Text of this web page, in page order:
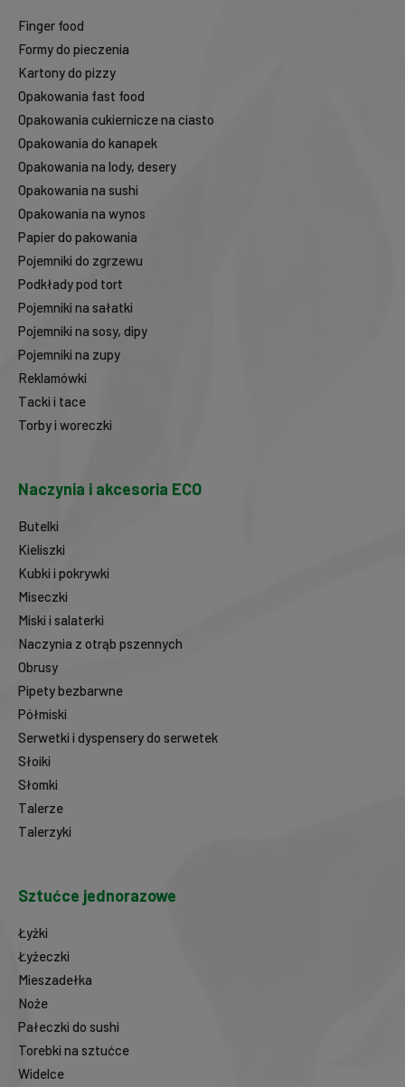
Finger food
Formy do pieczenia
Kartony do pizzy
Opakowania fast food
Opakowania cukiernicze na ciasto
Opakowania do kanapek
Opakowania na lody, desery
Opakowania na sushi
Opakowania na wynos
Papier do pakowania
Pojemniki do zgrzewu
Podkłady pod tort
Pojemniki na sałatki
Pojemniki na sosy, dipy
Pojemniki na zupy
Reklamówki
Tacki i tace
Torby i woreczki
Naczynia i akcesoria ECO
Butelki
Kieliszki
Kubki i pokrywki
Miseczki
Miski i salaterki
Naczynia z otrąb pszennych
Obrusy
Pipety bezbarwne
Półmiski
Serwetki i dyspensery do serwetek
Słoiki
Słomki
Talerze
Talerzyki
Sztućce jednorazowe
Łyżki
Łyżeczki
Mieszadełka
Noże
Pałeczki do sushi
Torebki na sztućce
Widelce